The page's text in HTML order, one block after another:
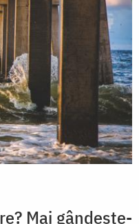
Mai gândește-